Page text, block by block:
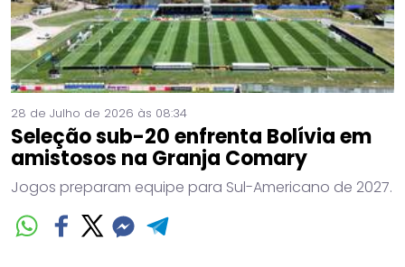
28 de Julho de 2026 às 08:34
Seleção sub-20 enfrenta Bolívia em
amistosos na Granja Comary
Jogos preparam equipe para Sul-Americano de 2027.